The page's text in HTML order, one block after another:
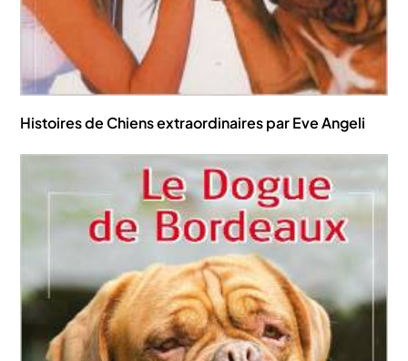
Histoires de Chiens extraordinaires par Eve Angeli